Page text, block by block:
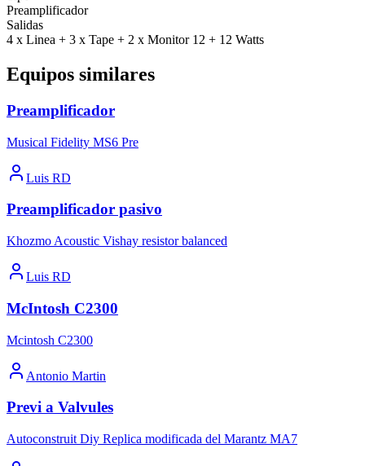
Preamplificador
Salidas
4 x Linea + 3 x Tape + 2 x Monitor 12 + 12 Watts
Equipos similares
Preamplificador
Musical Fidelity MS6 Pre
Luis RD
Preamplificador pasivo
Khozmo Acoustic Vishay resistor balanced
Luis RD
McIntosh C2300
Mcintosh C2300
Antonio Martin
Previ a Valvules
Autoconstruit Diy Replica modificada del Marantz MA7